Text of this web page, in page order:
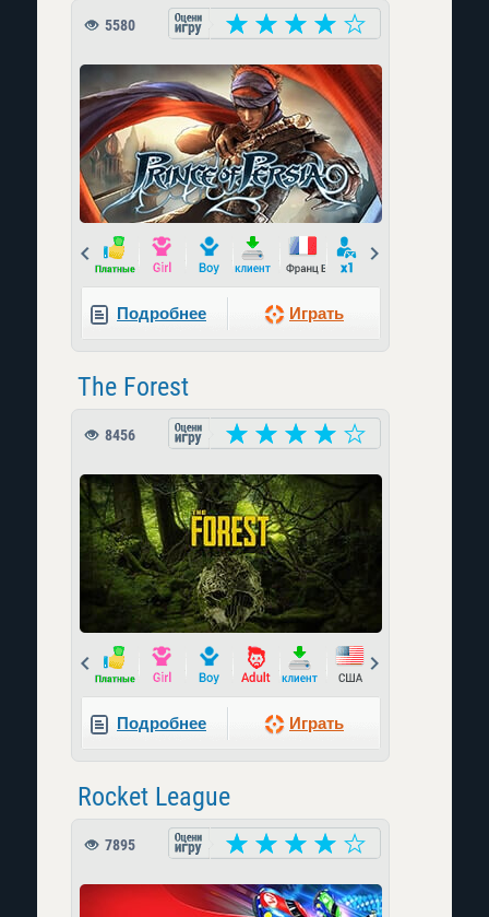
5580
Prev
Подробнее Играть
The Forest
8456
Prev
Подробнее Играть
Rocket League
7895